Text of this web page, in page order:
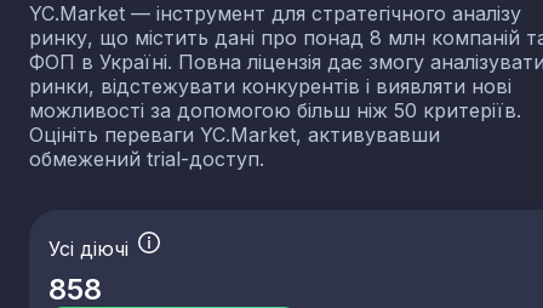
YC.Market — інструмент для стратегічного аналізу
ринку, що містить дані про понад 8 млн компаній
ФОП в Україні. Повна ліцензія дає змогу
ринки, відстежувати конкурентів і виявляти нові
можливості за допомогою більш ніж 50 критеріїв.
Оцініть переваги YC.Market, активувавши
обмежений trial-доступ.
Усі діючі
858